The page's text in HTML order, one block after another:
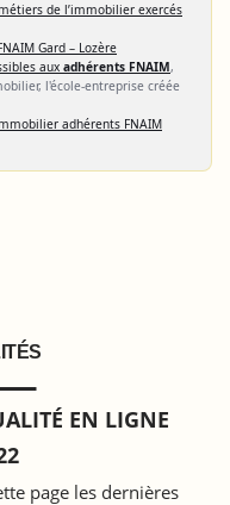
de l’immobilier exercés
Gard – Lozère
aux adhérents FNAIM,
l'école-entreprise créée
adhérents FNAIM
EN LIGNE
page les dernières